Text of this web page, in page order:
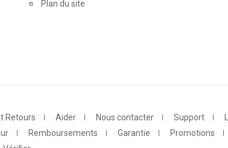
Plan du site
Retours Aider Nous contacter Support
Remboursements Garantie Promotions